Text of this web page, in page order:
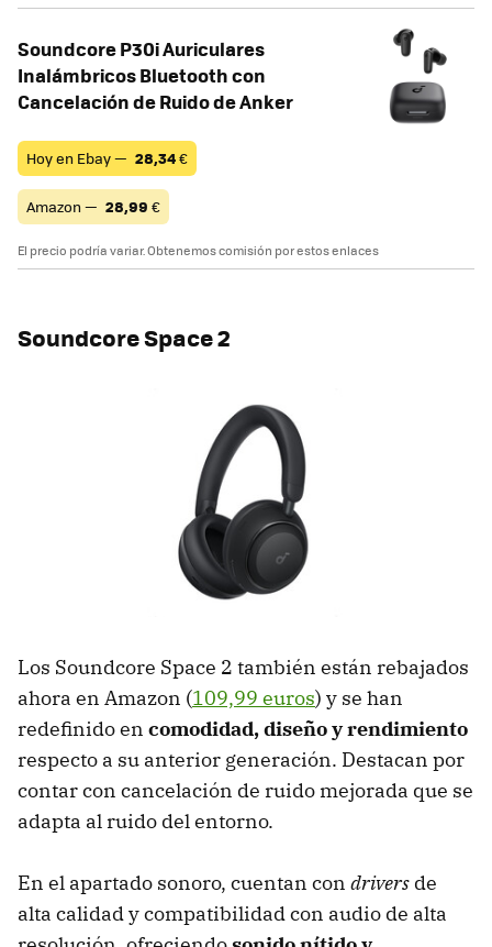
Soundcore P30i Auriculares
Inalámbricos Bluetooth con
Cancelación de Ruido de Anker
Hoy en Ebay — 28,34€
Amazon — 28,99 €
El precio podría variar. Obtenemos comisión por estos enlaces
Soundcore Space 2
Los Soundcore Space 2 también están rebajados
ahora en Amazon (109,99 euros) y se han
redefinido en comodidad, diseño y rendimiento
respecto a su anterior generación. Destacan por
contar con cancelación de ruido mejorada que se
adapta al ruido del entorno.
En el apartado sonoro, cuentan con drivers de
alta calidad y compatibilidad con audio de alta